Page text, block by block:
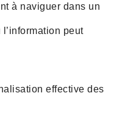
à naviguer dans un
peut
effective des